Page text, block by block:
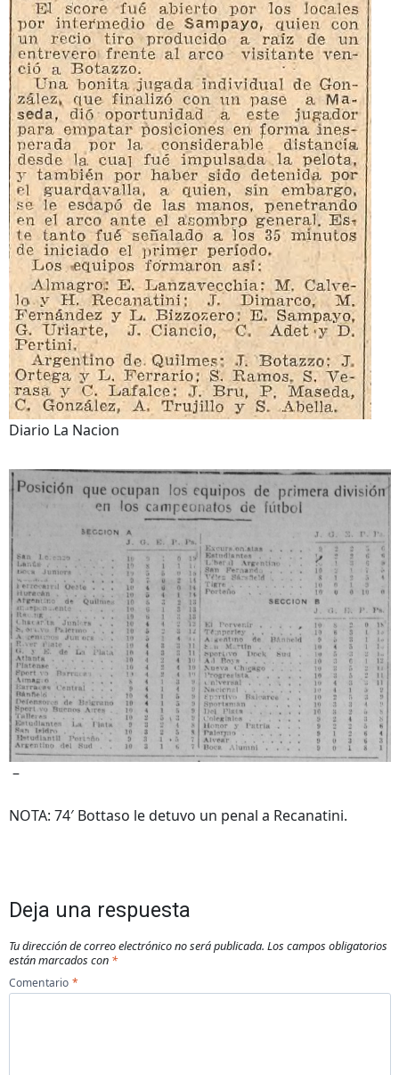
Diario La Nacion
–
NOTA: 74′ Bottaso le detuvo un penal a Recanatini.
Deja una respuesta
Tu dirección de correo electrónico no será publicada. Los campos obligatorios
están marcados con *
Comentario *